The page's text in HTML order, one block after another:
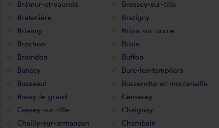
Brémur-et-vaurois
Bressey-sur-tille
Bretenière
Bretigny
Brianny
Brion-sur-ource
Brochon
Broin
Broindon
Buffon
Buncey
Bure-les-templiers
Busseaut
Busserotte-et-montenaille
Bussy-le-grand
Censerey
Cessey-sur-tille
Chaignay
Chailly-sur-armançon
Chambain